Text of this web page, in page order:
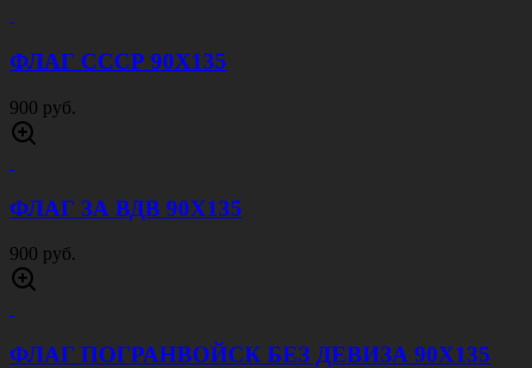
ФЛАГ СССР 90Х135
900 руб.
ФЛАГ ЗА ВДВ 90Х135
900 руб.
ФЛАГ ПОГРАНВОЙСК БЕЗ ДЕВИЗА 90Х135